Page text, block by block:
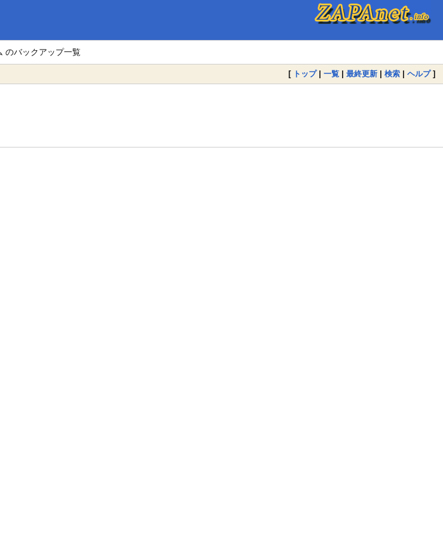
のバックアップ一覧
[ トップ| 一覧 | 最終更新 | 検索 | ヘルプ]